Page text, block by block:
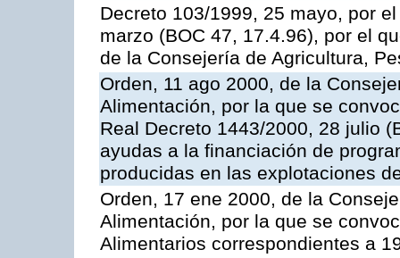
Decreto 103/1999, 25 mayo, por
marzo (BOC 47, 17.4.96), por el
de la Consejería de Agricultura,
Orden, 11 ago 2000, de la
Alimentación, por la que se
Real Decreto 1443/2000, 28 julio
ayudas a la financiación de
producidas en las explotaciones
Orden, 17 ene 2000, de la
Alimentación, por la que se
Alimentarios correspondientes a